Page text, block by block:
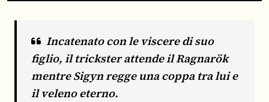
Incatenato con le viscere di suo
figlio, il trickster attende il Ragnarök
mentre Sigyn regge una coppa tra lui e
il veleno eterno.